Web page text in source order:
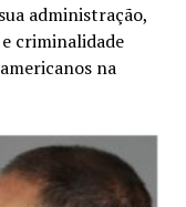
administração,
criminalidade
na